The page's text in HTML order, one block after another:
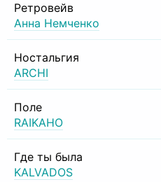
Ретровейв
Анна Немченко
Ностальгия
ARCHI
Поле
RAIKAHO
Где ты была
KALVADOS